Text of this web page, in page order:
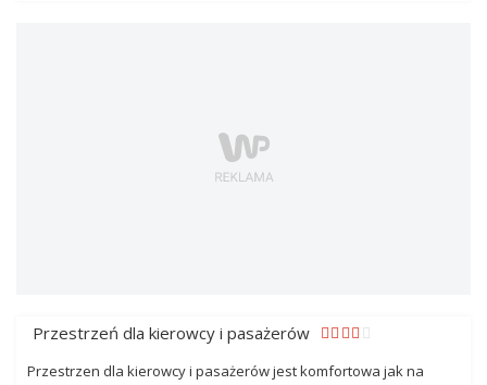
Przestrzeń dla kierowcy i pasażerów
Przestrzen dla kierowcy i pasażerów jest komfortowa jak na